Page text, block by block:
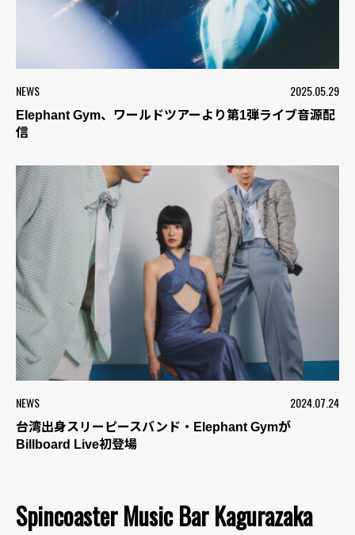
NEWS 2025.05.29
Elephant Gym、ワールドツアーより第1弾ライブ音源配
信
NEWS 2024.07.24
台湾出身スリーピースバンド・Elephant Gymが
Billboard Live初登場
Spincoaster Music Bar Kagurazaka